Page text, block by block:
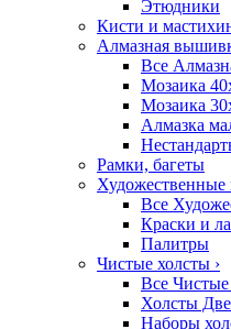
Этюдники
Кисти и
Алмазная
Все
Мозаика
Мозаика
Алмазка
Рамки, багеты
Художественные
Все
Краски и
Палитры
Чистые холсты ›
Все
Холсты
Наборы